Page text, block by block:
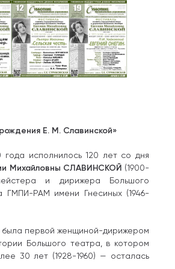
Е. М. Славинской»
года исполнилось 120 лет со дня
Михайловны СЛАВИНСКОЙ (1900-
и дирижера Большого
ГМПИ-РАМ имени Гнесиных (1946-
была первой женщиной-дирижером
Большого театра, в котором
30 лет (1928-1960) — осталась